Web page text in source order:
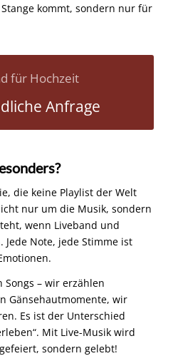
kommt, sondern nur für
für Hochzeit
Anfrage
die keine Playlist der Welt
nur um die Musik, sondern
wenn Liveband und
Jede Note, jede Stimme ist
– wir erzählen
Gänsehautmomente, wir
Es ist der Unterschied
Mit Live-Musik wird
sondern gelebt!